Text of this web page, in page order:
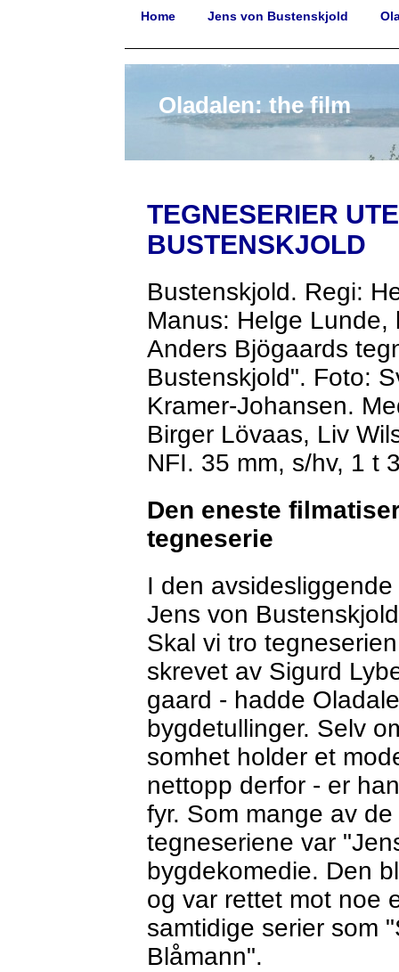
Home Jens von Bustenskjold
Oladalen: the film
TEGNESERIER
BUSTENSKJOLD
Bustenskjold. Regi:
Manus: Helge
Anders Bjögaards
Bustenskjold". Foto:
Kramer-Johansen.
Birger Lövaas, Liv
NFI. 35 mm, s/hv, 1 t
Den eneste
tegneserie
I den
Jens von
Skal vi tro
skrevet av Sigurd
gaard - hadde
bygdetullinger. Selv
somhet holder et
nettopp derfor - er
fyr. Som mange av
tegneseriene var
bygdekomedie. Den
og var rettet mot noe
samtidige serier som
Blåmann".